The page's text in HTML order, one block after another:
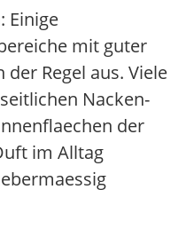
Einige
mit guter
Regel aus. Viele
Nacken-
der
im Alltag